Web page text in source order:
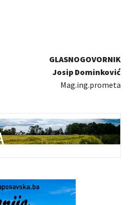
GLASNOGOVORNIK
Josip Dominković
Mag.ing.prometa